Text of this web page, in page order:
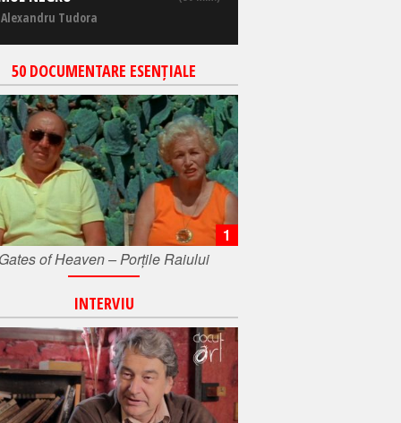
Tudora
50 DOCUMENTARE ESENȚIALE
of Heaven – Porțile Raiului
1
INTERVIU